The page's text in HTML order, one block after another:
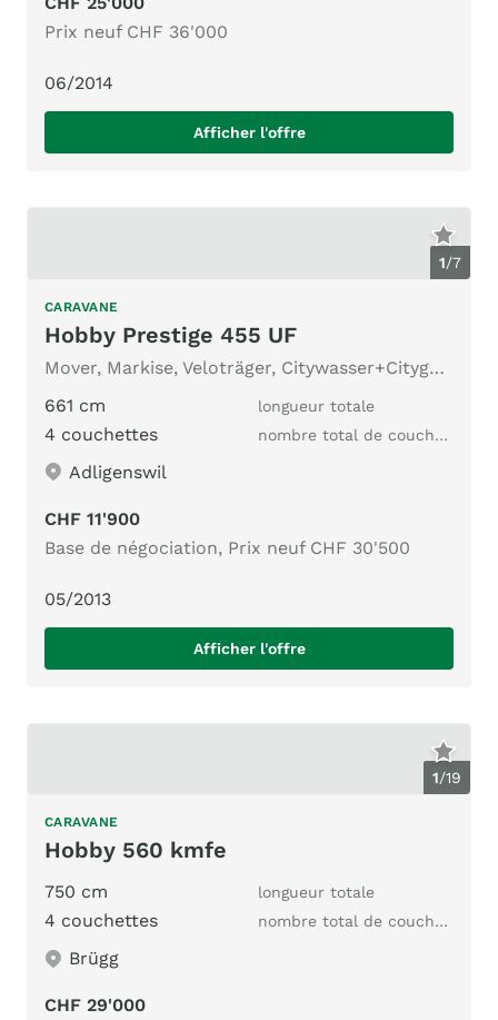
Prix neuf CHF 36'000
06/2014
Afficher l'offre
1/7
CARAVANE
Hobby Prestige 455 UF
Mover, Markise, Veloträger, Citywasser+Citygas, Klima mobil
661 cm
longueur totale
4 couchettes nombre total de couchages
Adligenswil
CHF 11'900
Base de négociation, Prix neuf CHF 30'500
05/2013
Afficher l'offre
1/19
CARAVANE
Hobby 560 kmfe
750 cm longueur totale
4 couchettes nombre total de couchages
Brügg
CHF 29'000